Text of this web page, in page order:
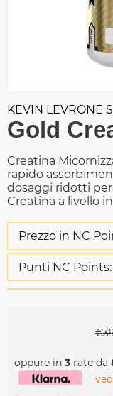
KEVIN LEVRONE
Gold
Creatina
rapido
dosaggi ridotti
Creatina a livello
Prezzo in NC
Punti NC Points:
€
oppure in 3 rate da